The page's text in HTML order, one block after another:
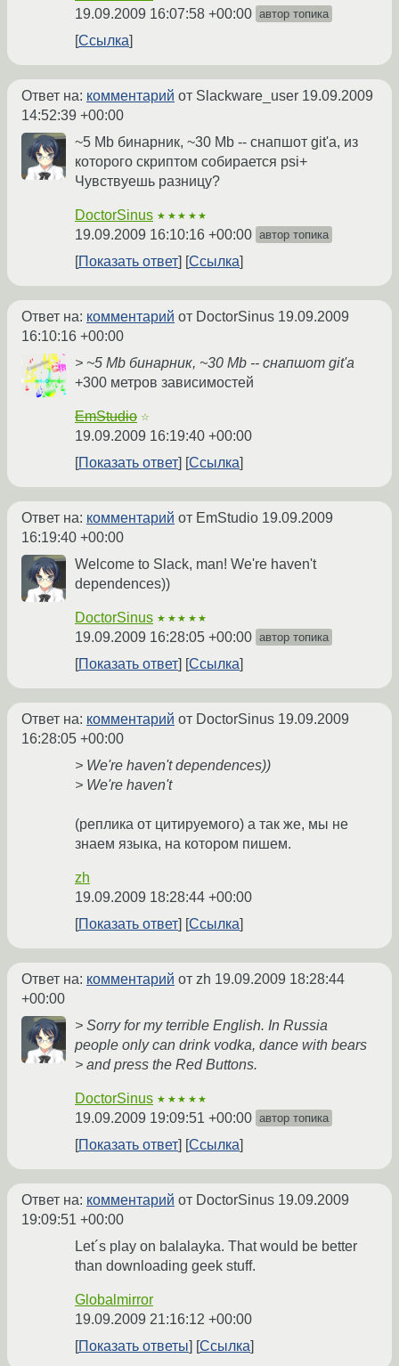
19.09.2009 16:07:58 +00:00 автор топика
Ссылка
Ответ на: комментарий от Slackware_user 19.09.2009
14:52:39 +00:00
~5 Mb бинарник, ~30 Mb -- снапшот git'а, из
которого скриптом собирается psi+
Чувствуешь разницу?
DoctorSinus ★★★★★
19.09.2009 16:10:16 +00:00 автор топика
Показать ответ Ссылка
Ответ на: комментарий от DoctorSinus 19.09.2009
16:10:16 +00:00
> ~5 Mb бинарник, ~30 Mb -- снапшот git'а
+300 метров зависимостей
EmStudio ☆
19.09.2009 16:19:40 +00:00
Показать ответ
Ссылка
Ответ на: комментарий от EmStudio 19.09.2009
16:19:40 +00:00
Welcome to Slack, man! We're haven't
dependences))
DoctorSinus ★★★★★
19.09.2009 16:28:05 +00:00 автор топика
Показать ответ Ссылка
Ответ на: комментарий от DoctorSinus 19.09.2009
16:28:05 +00:00
> We're haven't dependences))
> We're haven't
(реплика от цитируемого) а так же, мы не
знаем языка, на котором пишем.
zh
19.09.2009 18:28:44 +00:00
Показать ответ
Ссылка
Ответ на: комментарий от zh 19.09.2009 18:28:44
+00:00
> Sorry for my terrible English. In Russia
people only can drink vodka, dance with bears
> and press the Red Buttons.
DoctorSinus ★★★★★
19.09.2009 19:09:51 +00:00 автор топика
Показать ответ Ссылка
Ответ на: комментарий от DoctorSinus 19.09.2009
19:09:51 +00:00
Let´s play on balalayka. That would be better
than downloading geek stuff.
Globalmirror
19.09.2009 21:16:12 +00:00
Показать ответы
Ссылка